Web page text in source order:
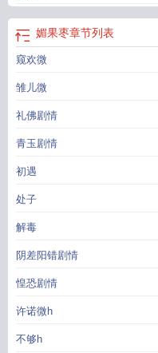
媚果枣章节列表
窥欢微
雏儿微
礼佛剧情
青玉剧情
初遇
处子
解毒
阴差阳错剧情
惶恐剧情
许诺微h
不够h